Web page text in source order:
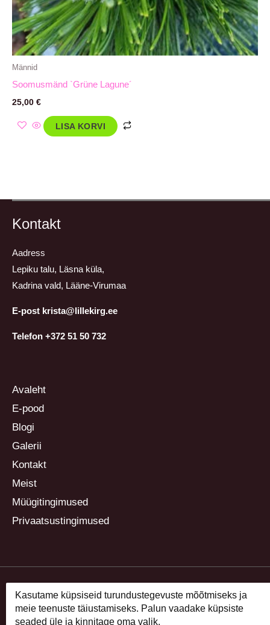
Männid
Soomusmänd `Grüne Lagune´
25,00 €
LISA KORVI
Kontakt
Aadress
Lepiku talu, Läsna küla,
Kadrina vald, Lääne-Virumaa
E-post krista@lillekirg.ee
Telefon +372 51 50 732
Avaleht
E-pood
Blogi
Galerii
Kontakt
Meist
Müügitingimused
Privaatsustingimused
Kasutame küpsiseid turundustegevuste mõõtmiseks ja
meie teenuste täiustamiseks. Palun vaadake küpsiste
seaded üle ja kinnitage oma valik.